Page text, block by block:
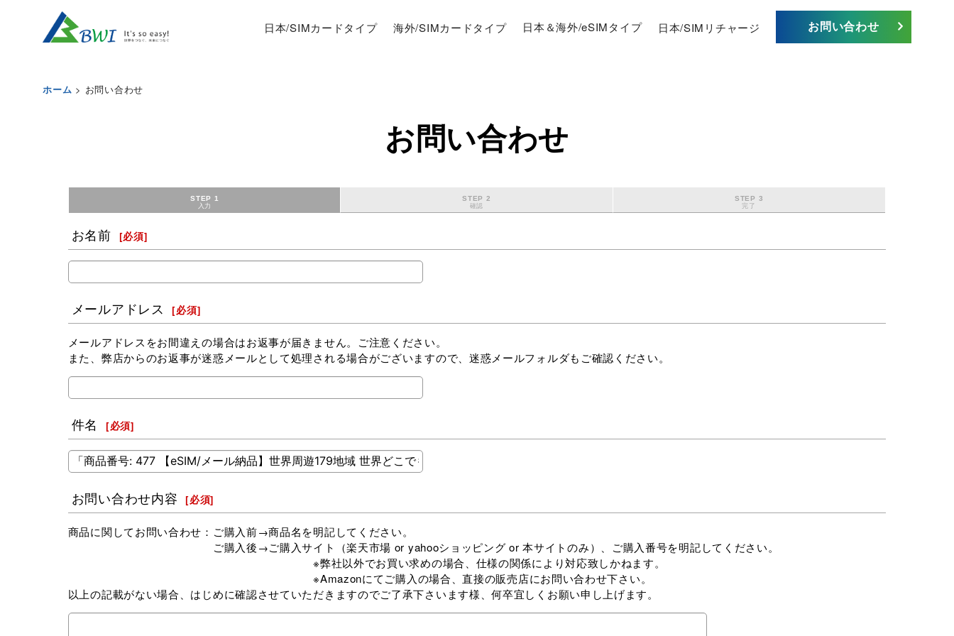
日本/SIMカードタイプ 海外/SIMカードタイプ 日本＆海外/eSIMタイプ 日本/SIMリチャージ お問い合わせ
ホーム > お問い合わせ
お問い合わせ
STEP 1
入力
STEP 2
確認
STEP 3
完了
お名前 [必須]
メールアドレス [必須]
メールアドレスをお間違えの場合はお返事が届きません。ご注意ください。
また、弊店からのお返事が迷惑メールとして処理される場合がございますので、迷惑メールフォルダもご確認ください。
件名 [必須]
お問い合わせ内容 [必須]
商品に関してお問い合わせ：ご購入前→商品名を明記してください。
ご購入後→ご購入サイト（楽天市場 or yahooショッピング or 本サイトのみ）、ご購入番号を明記してください。
※弊社以外でお買い求めの場合、仕様の関係により対応致しかねます。
※Amazonにてご購入の場合、直接の販売店にお問い合わせ下さい。
以上の記載がない場合、はじめに確認させていただきますのでご了承下さいます様、何卒宜しくお願い申し上げます。